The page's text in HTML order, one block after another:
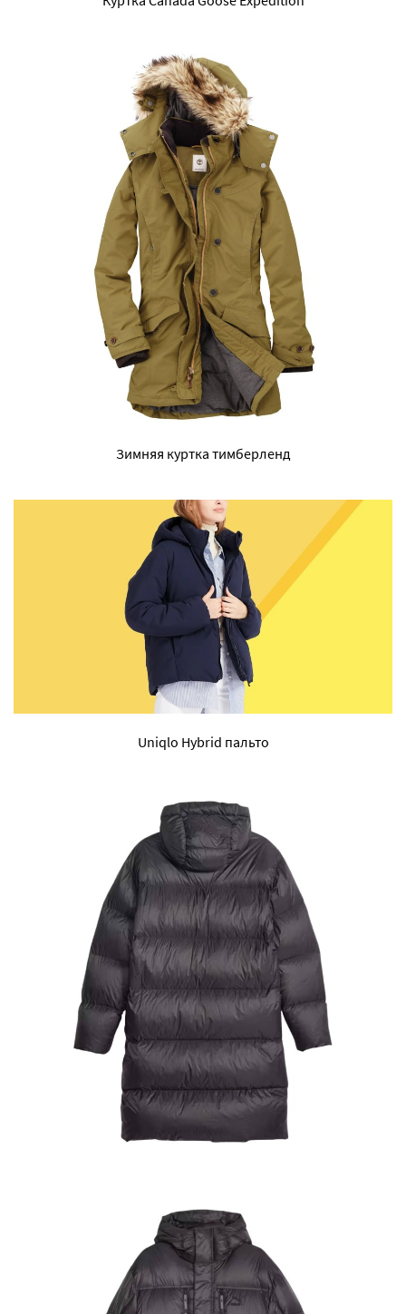
Зимняя куртка тимберленд
Uniqlo Hybrid пальто